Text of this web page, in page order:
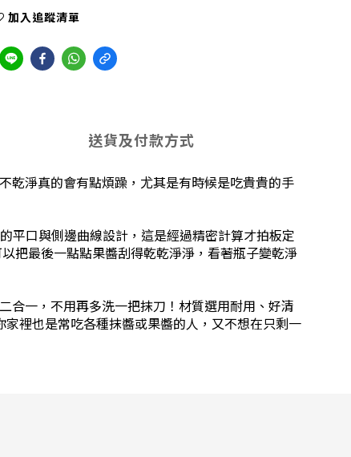
加入追蹤清單
送貨及付款方式
乾淨真的會有點煩躁，尤其是有時候是吃貴貴的手
平口與側邊曲線設計，這是經過精密計算才拍板定
把最後一點點果醬刮得乾乾淨淨，看著瓶子變乾淨
合一，不用再多洗一把抹刀！材質選用耐用、好清
裡也是常吃各種抹醬或果醬的人，又不想在只剩一